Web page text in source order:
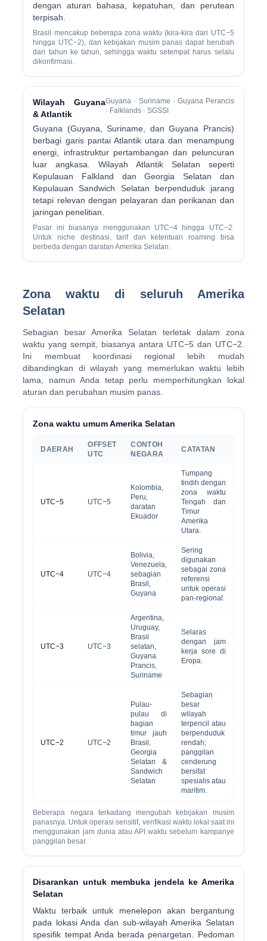
dengan aturan bahasa, kepatuhan, dan perutean
terpisah.
Brasil mencakup beberapa zona waktu (kira-kira dari UTC−5
hingga UTC−2), dan kebijakan musim panas dapat berubah
dari tahun ke tahun, sehingga waktu setempat harus selalu
dikonfirmasi.
Wilayah Guyana
& Atlantik
Guyana · Suriname · Guyana Perancis
· Falklands · SGSSI
Guyana (Guyana, Suriname, dan Guyana Prancis)
berbagi garis pantai Atlantik utara dan menampung
energi, infrastruktur pertambangan dan peluncuran
luar angkasa. Wilayah Atlantik Selatan seperti
Kepulauan Falkland dan Georgia Selatan dan
Kepulauan Sandwich Selatan berpenduduk jarang
tetapi relevan dengan pelayaran dan perikanan dan
jaringan penelitian.
Pasar ini biasanya menggunakan UTC−4 hingga UTC−2.
Untuk niche destinasi, tarif dan ketentuan roaming bisa
berbeda dengan daratan Amerika Selatan.
Zona waktu di seluruh Amerika
Selatan
Sebagian besar Amerika Selatan terletak dalam zona
waktu yang sempit, biasanya antara UTC−5 dan UTC−2.
Ini membuat koordinasi regional lebih mudah
dibandingkan di wilayah yang memerlukan waktu lebih
lama, namun Anda tetap perlu memperhitungkan lokal
aturan dan perubahan musim panas.
Zona waktu umum Amerika Selatan
DAERAH
OFFSET
UTC
CONTOH
NEGARA
CATATAN
UTC−5 UTC−5
Kolombia,
Peru,
daratan
Ekuador
Tumpang
tindih dengan
zona waktu
Tengah dan
Timur
Amerika
Utara.
UTC−4 UTC−4
Bolivia,
Venezuela,
sebagian
Brasil,
Guyana
Sering
digunakan
sebagai zona
referensi
untuk operasi
pan-regional.
UTC−3 UTC−3
Argentina,
Uruguay,
Brasil
selatan,
Guyana
Prancis,
Suriname
Selaras
dengan jam
kerja sore di
Eropa.
UTC−2 UTC−2
Pulau-
pulau di
bagian
timur jauh
Brasil,
Georgia
Selatan &
Sandwich
Selatan
Sebagian
besar
wilayah
terpencil atau
berpenduduk
rendah;
panggilan
cenderung
bersifat
spesialis atau
maritim.
Beberapa negara terkadang mengubah kebijakan musim
panasnya. Untuk operasi sensitif, verifikasi waktu lokal saat ini
menggunakan jam dunia atau API waktu sebelum kampanye
panggilan besar.
Disarankan untuk membuka jendela ke Amerika
Selatan
Waktu terbaik untuk menelepon akan bergantung
pada lokasi Anda dan sub-wilayah Amerika Selatan
spesifik tempat Anda berada penargetan. Pedoman